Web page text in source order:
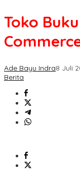
Toko
Ade Bayu Indra8 Juli
Berita